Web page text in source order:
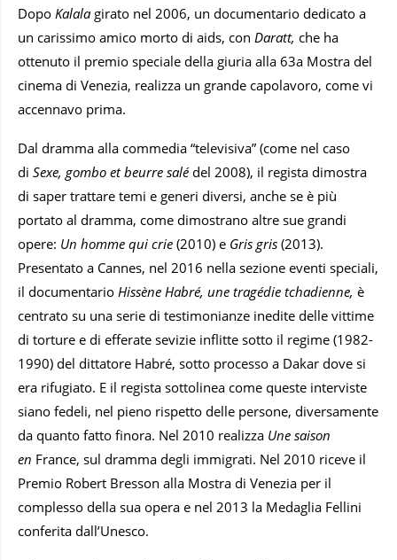
Dopo Kalala girato nel 2006, un documentario dedicato a
un carissimo amico morto di aids, con Daratt, che ha
ottenuto il premio speciale della giuria alla 63a Mostra del
cinema di Venezia, realizza un grande capolavoro, come vi
accennavo prima.
Dal dramma alla commedia “televisiva” (come nel caso
di Sexe, gombo et beurre salédel 2008), il regista dimostra
di saper trattare temi e generi diversi, anche se è più
portato al dramma, come dimostrano altre sue grandi
opere: Un homme qui crie (2010) e Gris gris (2013).
Presentato a Cannes, nel 2016 nella sezione eventi speciali,
il documentario Hissène Habré, une tragédie tchadienne, è
centrato su una serie di testimonianze inedite delle vittime
di torture e di efferate sevizie inflitte sotto il regime (1982-
1990) del dittatore Habré, sotto processo a Dakar dove si
era rifugiato. E il regista sottolinea come queste interviste
siano fedeli, nel pieno rispetto delle persone, diversamente
da quanto fatto finora. Nel 2010 realizza Une saison
en France, sul dramma degli immigrati. Nel 2010 riceve il
Premio Robert Bresson alla Mostra di Venezia per il
complesso della sua opera e nel 2013 la Medaglia Fellini
conferita dall’Unesco.